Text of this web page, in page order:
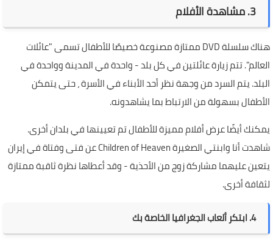
3. مشاهدة الأفلام
هناك سلسلة DVD ممتازة مصنوعة خصيصًا للأطفال تسمى "عائلات
العالم". تتم زيارة عائلتين في كل بلد - واحدة في المدينة وواحدة في
البلد. يتم السرد من وجهة نظر أحد الأبناء في الأسرة ، حتى يتمكن
الأطفال بسهولة من الارتباط بما يشاهدونه.
يمكنك أيضًا عرض أفلام مميزة للأطفال تم تعيينها في بلدان أخرى.
شاهدت أنا وابنتي الصغيرة Children of Heaven عن فتى وفتاة في إيران
يتعين عليهما مشاركة زوج من الأحذية - وقد أعطاها نظرة ثاقبة ممتازة
لثقافة أخرى.
4. ابتكر ألعاب الجغرافيا الخاصة بك